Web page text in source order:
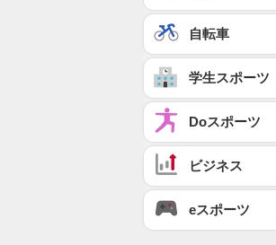
自転車
学生スポーツ
Doスポーツ
ビジネス
eスポーツ